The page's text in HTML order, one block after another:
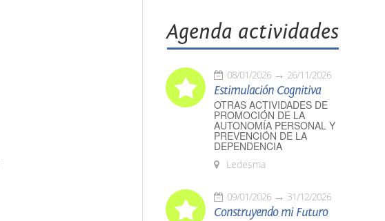
Agenda actividades
08/01/2026 26/11/2026
Estimulación Cognitiva
OTRAS ACTIVIDADES DE
PROMOCIÓN DE LA
AUTONOMÍA PERSONAL Y
PREVENCIÓN DE LA
DEPENDENCIA
Ledesma
09/01/2026 31/12/2026
Construyendo mi Futuro